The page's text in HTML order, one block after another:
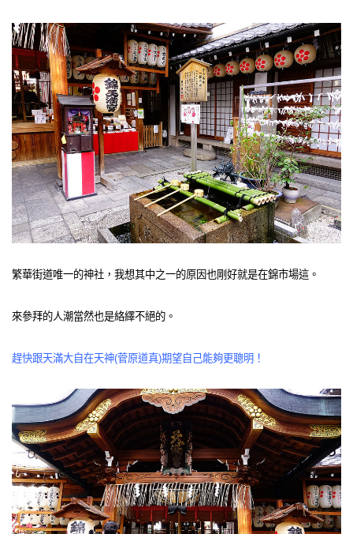
繁華街道唯一的神社，我想其中之一的原因也剛好就是在錦市場這。
來參拜的人潮當然也是絡繹不絕的。
趕快跟天滿大自在天神(菅原道真)期望自己能夠更聰明！